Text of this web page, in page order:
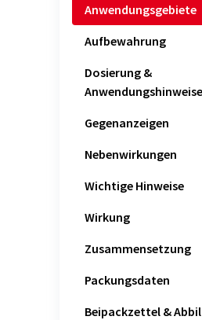
Anwendungsgebiete
Aufbewahrung
Dosierung &
Anwendungshinweise
Gegenanzeigen
Nebenwirkungen
Wichtige Hinweise
Wirkung
Zusammensetzung
Packungsdaten
Beipackzettel &